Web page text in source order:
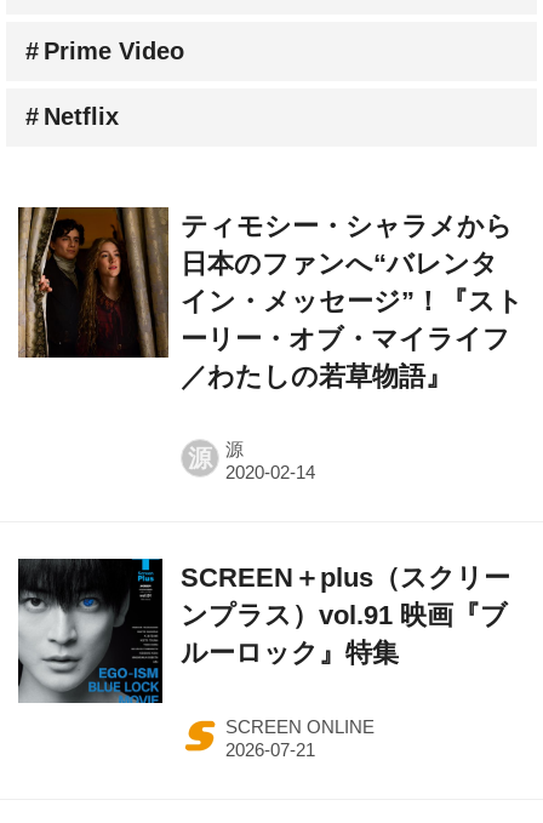
Prime Video
Netflix
ティモシー・シャラメから
日本のファンへ“バレンタ
イン・メッセージ”！『スト
ーリー・オブ・マイライフ
／わたしの若草物語』
源 源
SCREEN＋plus（スクリー
ンプラス）vol.91 映画『ブ
ルーロック』特集
SCREEN ONLINE